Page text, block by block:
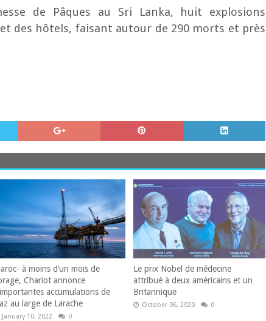
de Pâques au Sri Lanka,
huit explosions
des hôtels, faisant autour de 290 morts et près
à moins d’un mois de
Chariot annonce
accumulations de
au large de Larache
January 10, 2022 0
Le prix Nobel de médecine
attribué à deux américains et un
Britannique
October 06, 2020 0